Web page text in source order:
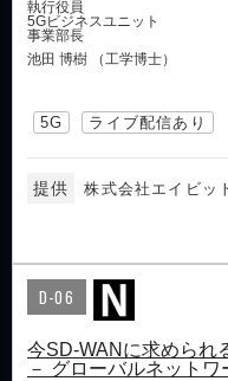
執行役員
5Gビジネスユニット
事業部長
池田 博樹 （工学博士）
5G ライブ配信あり
提供 株式会社エイビッ
D-06
今SD-WANに求められ
－ グローバルネット